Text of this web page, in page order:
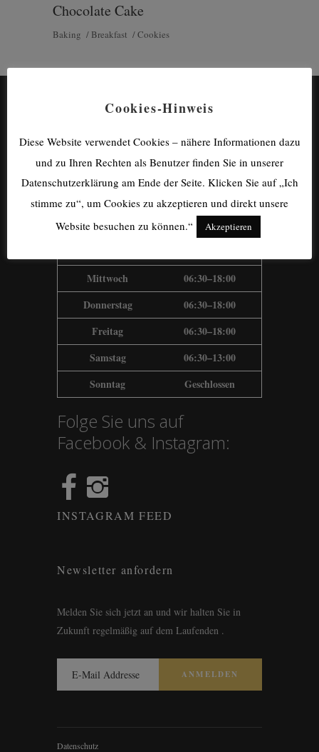
Chocolate Cake
Baking Breakfast Cookies
Unsere
Öffnungszeiten
Montag
06:30–18:00
Mittwoch
06:30–18:00
Donnerstag
06:30–18:00
Freitag
06:30–18:00
Samstag
06:30–13:00
Sonntag
Geschlossen
Folge Sie uns auf
Facebook & Instagram:
INSTAGRAM FEED
Newsletter anfordern
Melden Sie sich jetzt an und wir halten Sie in
Zukunft regelmäßig auf dem Laufenden .
Datenschutz
Cookies-Hinweis
Diese Website verwendet Cookies – nähere Informationen dazu
und zu Ihren Rechten als Benutzer finden Sie in unserer
Datenschutzerklärung am Ende der Seite. Klicken Sie auf „Ich
stimme zu“, um Cookies zu akzeptieren und direkt unsere
Website besuchen zu können.“
Akzeptieren